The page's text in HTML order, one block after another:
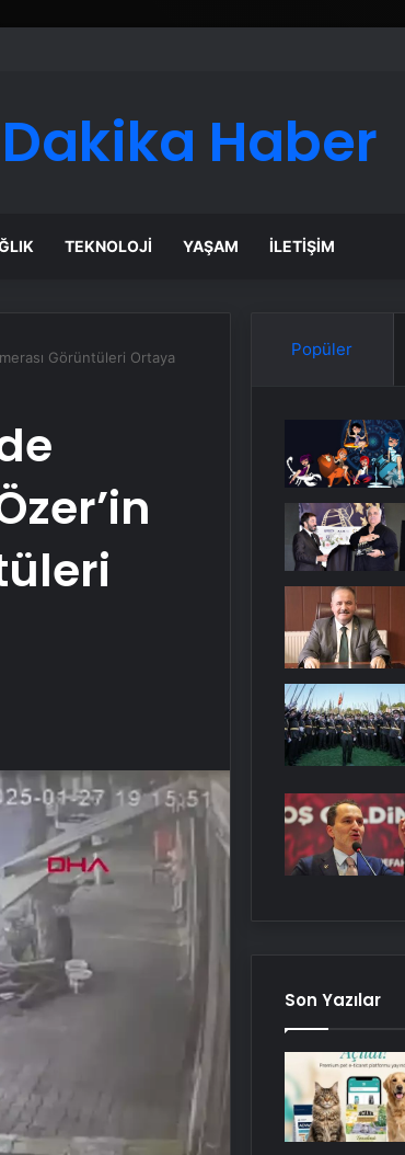
Haber
TEKNOLOJI YAŞAM İLETIŞIM
Görüntüleri Ortaya
Popüler
Son Yazılar